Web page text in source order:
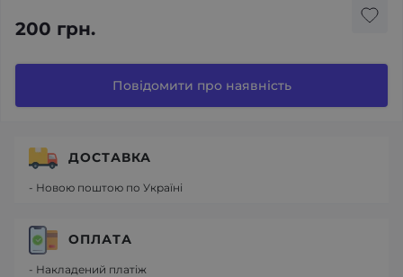
200 грн.
Повідомити про наявність
ДОСТАВКА
- Новою поштою по Україні
ОПЛАТА
- Накладений платіж